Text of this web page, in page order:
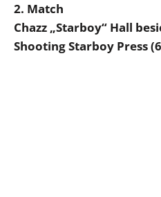
2. Match
Chazz „Starboy“ Hall
Shooting Starboy Press